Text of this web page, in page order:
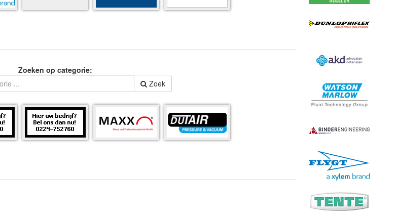
Zoeken op categorie:
Zoek